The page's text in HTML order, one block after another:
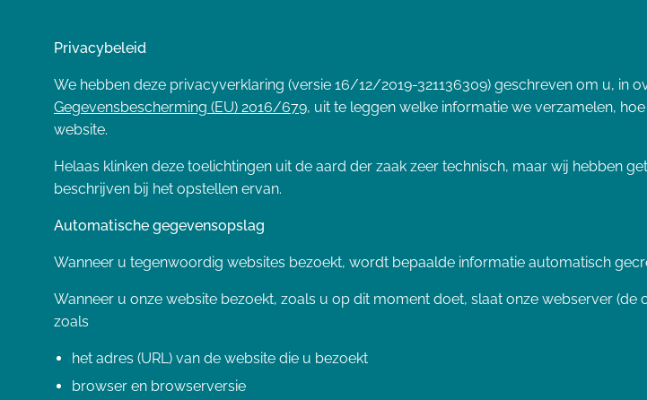
Privacybeleid
We hebben deze privacyverklaring (versie 16/12/2019-321136309) geschreven om u, in
Gegevensbescherming (EU) 2016/679, uit te leggen welke informatie we verzamelen,
website.
Helaas klinken deze toelichtingen uit de aard der zaak zeer technisch, maar wij hebben
beschrijven bij het opstellen ervan.
Automatische gegevensopslag
Wanneer u tegenwoordig websites bezoekt, wordt bepaalde informatie automatisch
Wanneer u onze website bezoekt, zoals u op dit moment doet, slaat onze webserver
zoals
het adres (URL) van de website die u bezoekt
browser en browserversie